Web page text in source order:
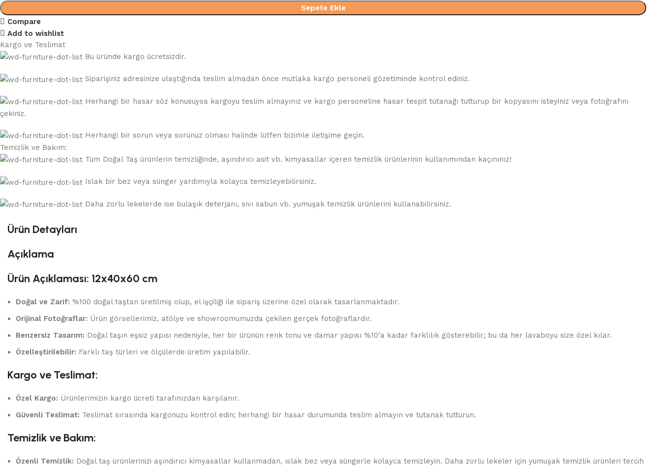
Sepete Ekle
Compare
Add to wishlist
Kargo ve Teslimat
Bu üründe kargo ücretsizdir.
Siparişiniz adresinize ulaştığında teslim almadan önce mutlaka kargo personeli gözetiminde kontrol ediniz.
Herhangi bir hasar söz konusuysa kargoyu teslim almayınız ve kargo personeline hasar tespit tutanağı tutturup bir kopyasını isteyiniz veya fotoğrafını
çekiniz.
Herhangi bir sorun veya sorunuz olması halinde lütfen bizimle iletişime geçin.
Temizlik ve Bakım:
Tüm Doğal Taş ürünlerin temizliğinde, aşındırıcı asit vb. kimyasallar içeren temizlik ürünlerinin kullanımından kaçınınız!
Islak bir bez veya sünger yardımıyla kolayca temizleyebilirsiniz.
Daha zorlu lekelerde ise bulaşık deterjanı, sıvı sabun vb. yumuşak temizlik ürünlerini kullanabilirsiniz.
Ürün Detayları
Açıklama
Ürün Açıklaması: 12x40x60 cm
Doğal ve Zarif: %100 doğal taştan üretilmiş olup, el işçiliği ile sipariş üzerine özel olarak tasarlanmaktadır.
Orijinal Fotoğraflar: Ürün görsellerimiz, atölye ve showroomumuzda çekilen gerçek fotoğraflardır.
Benzersiz Tasarım: Doğal taşın eşsiz yapısı nedeniyle, her bir ürünün renk tonu ve damar yapısı %10’a kadar farklılık gösterebilir; bu da her lavaboyu size özel kılar.
Özelleştirilebilir: Farklı taş türleri ve ölçülerde üretim yapılabilir.
Kargo ve Teslimat:
Özel Kargo: Ürünlerimizin kargo ücreti tarafınızdan karşılanır.
Güvenli Teslimat: Teslimat sırasında kargonuzu kontrol edin; herhangi bir hasar durumunda teslim almayın ve tutanak tutturun.
Temizlik ve Bakım:
Özenli Temizlik: Doğal taş ürünlerinizi aşındırıcı kimyasallar kullanmadan, ıslak bez veya süngerle kolayca temizleyin. Daha zorlu lekeler için yumuşak temizlik ürünleri tercih